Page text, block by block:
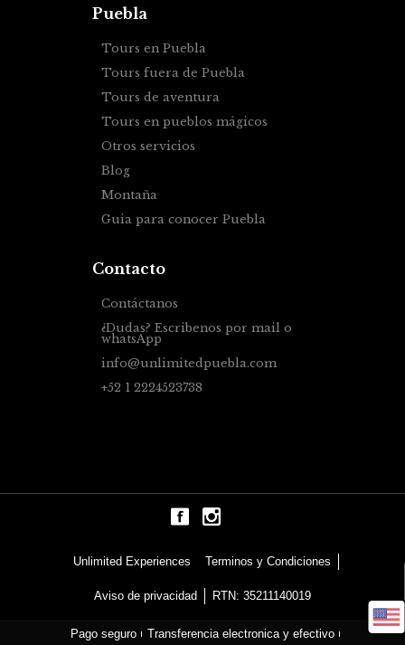
Puebla
Tours en Puebla
Tours fuera de Puebla
Tours de aventura
Tours en pueblos mágicos
Otros servicios
Blog
Montaña
Guia para conocer Puebla
Contacto
Contáctanos
¿Dudas? Escribenos por mail o
whatsApp
info@unlimitedpuebla.com
+52 1 2224523738
Unlimited Experiences Terminos y Condiciones
Aviso de privacidad RTN: 35211140019
Pago seguro Transferencia electronica y efectivo